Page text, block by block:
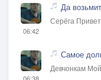
06:42
Да
Серёга
Самое
Девчонкам